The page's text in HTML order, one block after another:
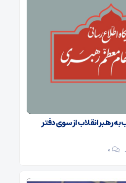
رهبر انقلاب از سوی دفتر
۰